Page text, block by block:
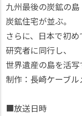
九州最後の炭鉱の
炭鉱住宅が並ぶ。
さらに、日本で初
研究者に同行し、
世界遺産の島を活写
制作：長崎ケーブル
■放送日時